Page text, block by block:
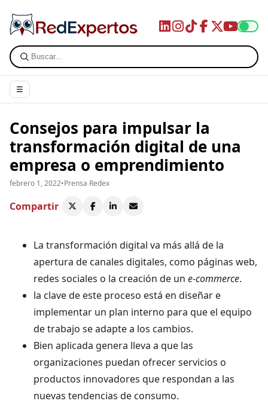
☰
Consejos para impulsar la
transformación digital de una
empresa o emprendimiento
febrero 1, 2022•Prensa Redex
Compartir
La transformación digital va más allá de la
apertura de canales digitales, como páginas web,
redes sociales o la creación de un e-commerce.
la clave de este proceso está en diseñar e
implementar un plan interno para que el equipo
de trabajo se adapte a los cambios.
Bien aplicada genera lleva a que las
organizaciones puedan ofrecer servicios o
productos innovadores que respondan a las
nuevas tendencias de consumo.